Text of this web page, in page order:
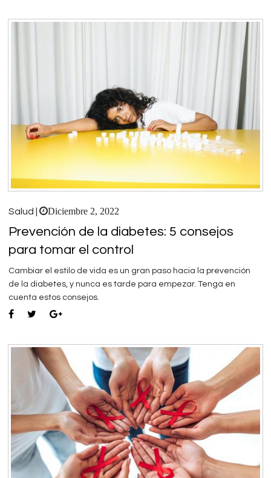
Salud | Diciembre 2, 2022
Prevención de la diabetes: 5 consejos
para tomar el control
Cambiar el estilo de vida es un gran paso hacia la prevención
de la diabetes, y nunca es tarde para empezar. Tenga en
cuenta estos consejos.